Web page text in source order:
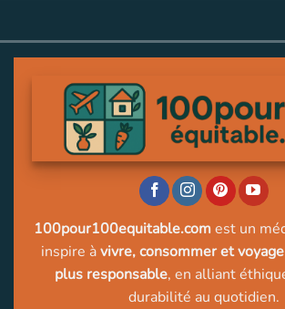
100pour100equitable.comest un
inspire àvivre, consommer et
plus responsable, en alliant
durabilité au quotidien.